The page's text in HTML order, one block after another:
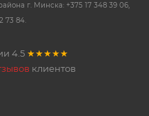
г. Минска: +375 17 348 39 06,
73 84.
4.5 ★★★★★
клиентов